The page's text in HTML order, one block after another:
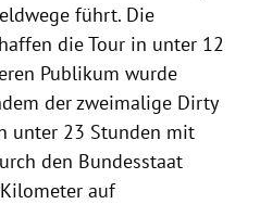
führt. Die
die Tour in unter 12
Publikum wurde
der zweimalige Dirty
unter 23 Stunden mit
den Bundesstaat
auf